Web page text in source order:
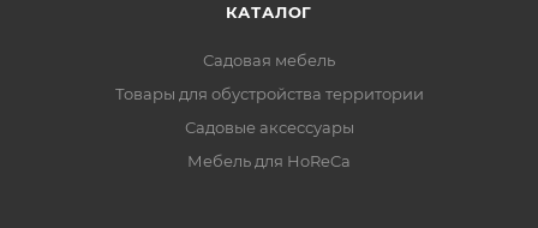
КАТАЛОГ
Садовая мебель
Товары для обустройства территории
Садовые аксессуары
Мебель для HoReCa